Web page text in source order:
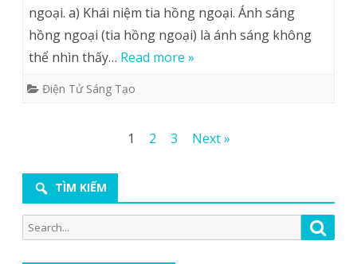
ngoại. a) Khái niệm tia hồng ngoại. Ánh sáng
hồng ngoại (tia hồng ngoại) là ánh sáng không
thể nhìn thấy… Read more »
Điện Tử Sáng Tạo
1 2 3 Next »
TÌM KIẾM
Search
for: